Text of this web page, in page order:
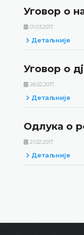
Уговор о
01.03.2017.
Детаљније
Уговор о
26.02.2017.
Детаљније
Одлука о
21.02.2017.
Детаљније